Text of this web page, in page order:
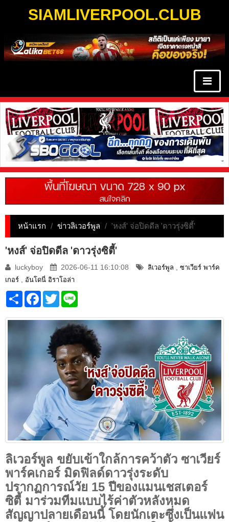
SIAMLIVERPOOL.CLUB
หน้าแรก / ข่าวลิเวอร์พูล / 'หงส์' จ่อปิดดีล 'ดาวรุ่งซิตี้'
'หงส์' จ่อปิดดีล 'ดาวรุ่งซิตี้'
luckyboy 2026-06-11 16:10:08 ลิเวอร์พูล , ซาเวียร์ พาร์ค
เกอร์ , อันโดนี่ อิราโอล่า
Share Facebook
Twitter
ลิเวอร์พูล ขยับเข้าใกล้การคว้าตัว ซาเวียร์
พาร์คเกอร์ มิดฟิลด์ดาวรุ่งระดับ
ปรากฏการณ์วัย 15 ปีของแมนเชสเตอร์
ซิตี้ มาร่วมทีมแบบไร้ค่าตัวหลังหมด
สัญญาปลายเดือนนี้ โดยนักเตะซึ่งเป็นแฟน